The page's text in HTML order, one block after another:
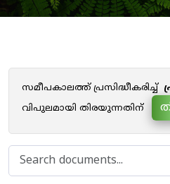
സമീപകാലത്ത് പ്രസിദ്ധീകരിച്ച്
വിപുലമായി തിരയുന്നതിന്